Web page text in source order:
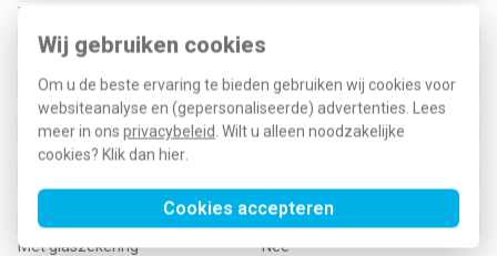
Wij gebruiken cookies
Om u de beste ervaring te bieden gebruiken wij cookies voor
websiteanalyse en (gepersonaliseerde) advertenties. Lees
meer in ons privacybeleid . Wilt u alleen noodzakelijke
cookies? Klik dan hier
Cookies accepteren
Met kinderbeveiliging
Tekstveld/beschrijvingsvlak
Nee
RAL-Nummer
9005
Materiaal
Kunststof
Afsluitbaar
Nee
Uitwerpmechanisme
Overspanningsbeveiliging
Foutstroombeveiliging
Nee
Met glaszekering
Nee